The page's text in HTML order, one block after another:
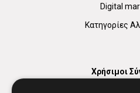
Digital
Κατηγορίες
Χρήσιμοι